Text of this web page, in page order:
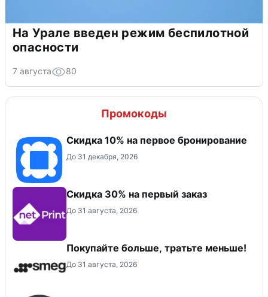
На Урале введен режим беспилотной
опасности
7 августа 80
Промокоды
Скидка 10% на первое бронирование
До 31 декабря, 2026
Скидка 30% на первый заказ
До 31 августа, 2026
Покупайте больше, тратьте меньше!
До 31 августа, 2026